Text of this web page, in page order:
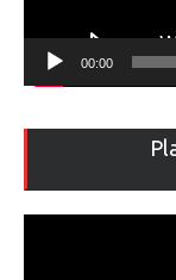
00:00